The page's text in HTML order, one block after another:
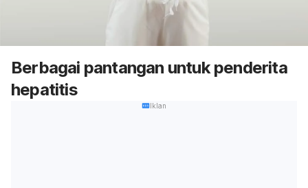
Berbagai pantangan untuk penderita
hepatitis
Iklan